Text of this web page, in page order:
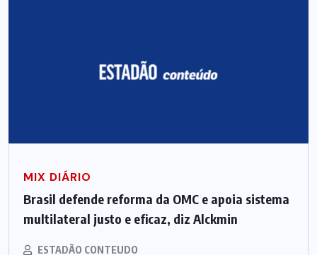
MIX DIÁRIO
Brasil defende reforma da OMC e apoia sistema
multilateral justo e eficaz, diz Alckmin
ESTADÃO CONTEUDO